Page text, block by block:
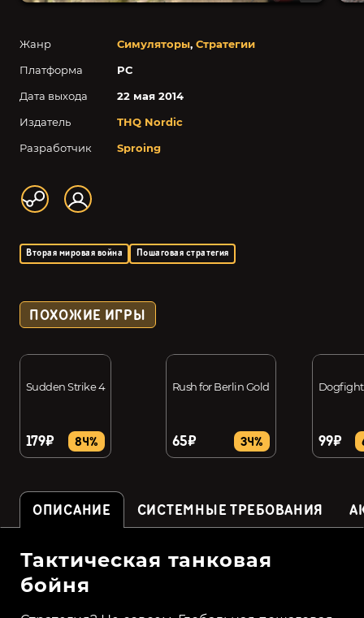
Жанр Симуляторы, Стратегии
Платформа
PC
Дата выхода
22 мая 2014
Издатель
THQ Nordic
Разработчик
Sproing
Вторая мировая война Пошаговая стратегия
ПОХОЖИЕ ИГРЫ
Sudden Strike 4
179₽ 84%
Rush for Berlin Gold
65₽ 34%
Dogfight
99₽
ОПИСАНИЕ СИСТЕМНЫЕ ТРЕБОВАНИЯ
Тактическая танковая
бойня